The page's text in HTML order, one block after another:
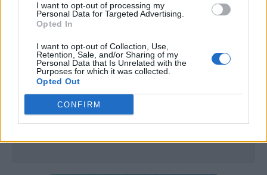
I want to opt-out of processing my
Personal Data for Targeted Advertising.
Opted In
I want to opt-out of Collection, Use,
Retention, Sale, and/or Sharing of my
Personal Data that Is Unrelated with the
Purposes for which it was collected.
Opted Out
CONFIRM